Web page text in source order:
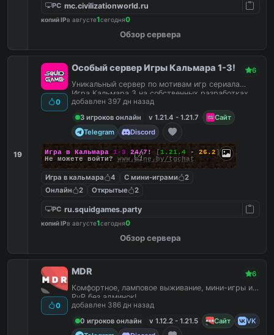
PC mc.civilizationworld.ru
копий IPв августе1сегодня0
Обзор сервера
19
0
Особый сервер Игры Кальмара 1-3! 6
Уникальный сервер по мотивам игр сериала
Игра Кальмара 3 на собственных разработках
добавлен 397 дн назад
3 игроков онлайн
v 1.21.4 - 1.21.7
Сайт
Telegram
Discord
Игра в Кальмара 1-3 24/7! [1.21.4 - 26.2]
Не можете войти? www.mine.by/tgchat
Игра в кальмара 4 С мини-играми
2
Онлайн
2 Открытые 2
PC ru.squidgames.party
копий IPв августе1сегодня0
Обзор сервера
0
MDR 6
Комфортное, ламповое выживание, мини-игры и
PvP без админок!
добавлен 386 дн назад
0 игроков онлайн
v 1.12.2 - 1.21.5 Сайт
VK